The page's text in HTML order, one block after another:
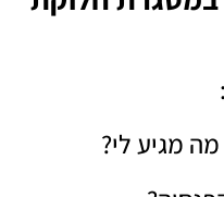
מגיע לי?